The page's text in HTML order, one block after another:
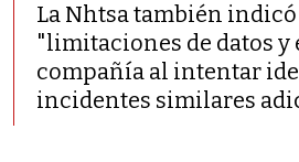
La Nhtsa también
"limitaciones de datos y
compañía al intentar
incidentes similares